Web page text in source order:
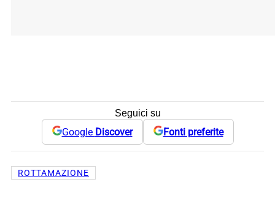
Seguici su
Google Discover Fonti preferite
ROTTAMAZIONE